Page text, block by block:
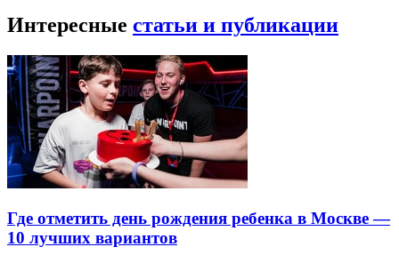
Интересные статьи и публикации
Где отметить день рождения ребенка в Москве —
10 лучших вариантов